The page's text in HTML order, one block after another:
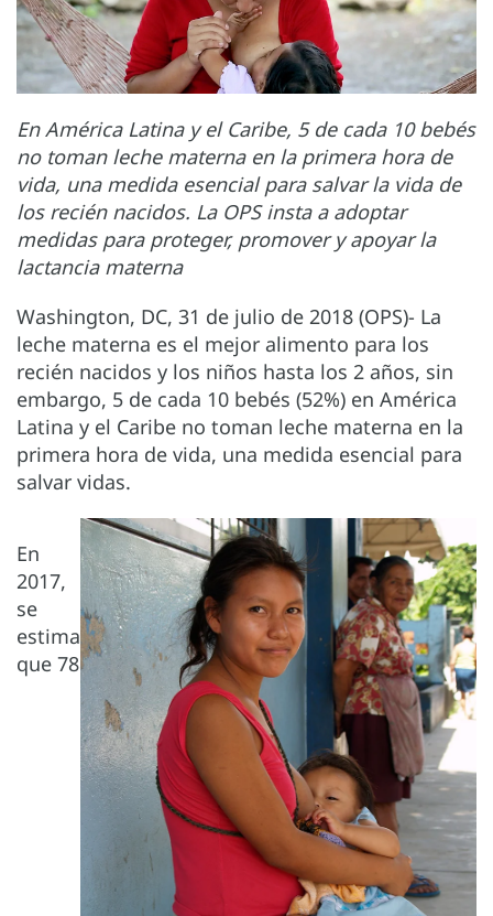
En América Latina y el Caribe, 5 de cada 10 bebés
no toman leche materna en la primera hora de
vida, una medida esencial para salvar la vida de
los recién nacidos. La OPS insta a adoptar
medidas para proteger, promover y apoyar la
lactancia materna
Washington, DC, 31 de julio de 2018 (OPS)- La
leche materna es el mejor alimento para los
recién nacidos y los niños hasta los 2 años, sin
embargo, 5 de cada 10 bebés (52%) en América
Latina y el Caribe no toman leche materna en la
primera hora de vida, una medida esencial para
salvar vidas.
En
2017,
se
estima
que 78